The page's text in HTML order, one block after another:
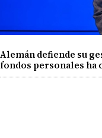
Alemán defiende su
fondos personales ha